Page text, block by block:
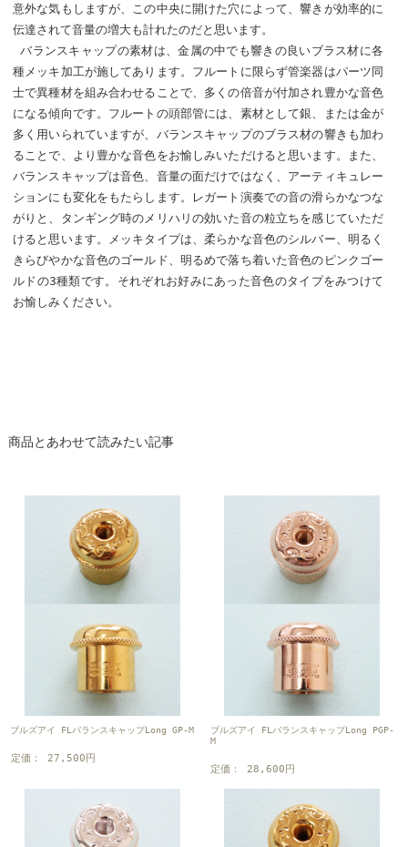
意外な気もしますが、この中央に開けた穴によって、響きが効率的に
伝達されて音量の増大も計れたのだと思います。
バランスキャップの素材は、金属の中でも響きの良いブラス材に各
種メッキ加工が施してあります。フルートに限らず管楽器はパーツ同
士で異種材を組み合わせることで、多くの倍音が付加され豊かな音色
になる傾向です。フルートの頭部管には、素材として銀、または金が
多く用いられていますが、バランスキャップのブラス材の響きも加わ
ることで、より豊かな音色をお愉しみいただけると思います。また、
バランスキャップは音色、音量の面だけではなく、アーティキュレー
ションにも変化をもたらします。レガート演奏での音の滑らかなつな
がりと、タンギング時のメリハリの効いた音の粒立ちを感じていただ
けると思います。メッキタイプは、柔らかな音色のシルバー、明るく
きらびやかな音色のゴールド、明るめで落ち着いた音色のピンクゴー
ルドの3種類です。それぞれお好みにあった音色のタイプをみつけて
お愉しみください。
商品とあわせて読みたい記事
ブルズアイ FLバランスキャップLong GP-M
定価： 27,500円
ブルズアイ FLバランスキャップLong PGP-
M
定価： 28,600円